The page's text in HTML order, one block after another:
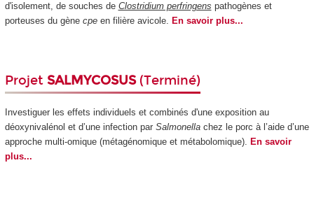
d'isolement, de souches de Clostridium perfringens pathogènes et
porteuses du gène cpeen filière avicole. En savoir plus...
Projet SALMYCOSUS(Terminé)
Investiguer les effets individuels et combinés d'une exposition au
déoxynivalénol et d’une infection par Salmonellachez le porc à l’aide d’une
approche multi-omique (métagénomique et métabolomique). En savoir
plus...